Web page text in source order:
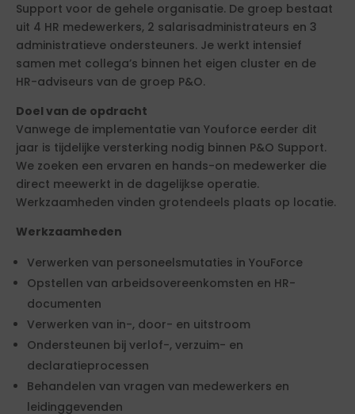
Support voor de gehele organisatie. De groep bestaat
uit 4 HR medewerkers, 2 salarisadministrateurs en 3
administratieve ondersteuners. Je werkt intensief
samen met collega’s binnen het eigen cluster en de
HR-adviseurs van de groep P&O.
Doel van de opdracht
Vanwege de implementatie van Youforce eerder dit
jaar is tijdelijke versterking nodig binnen P&O Support.
We zoeken een ervaren en hands-on medewerker die
direct meewerkt in de dagelijkse operatie.
Werkzaamheden vinden grotendeels plaats op locatie.
Werkzaamheden
Verwerken van personeelsmutaties in YouForce
Opstellen van arbeidsovereenkomsten en HR-
documenten
Verwerken van in-, door- en uitstroom
Ondersteunen bij verlof-, verzuim- en
declaratieprocessen
Behandelen van vragen van medewerkers en
leidinggevenden